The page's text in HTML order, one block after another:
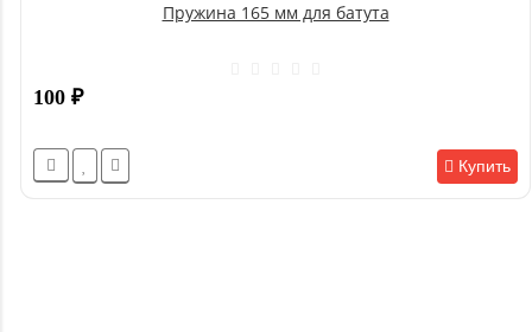
Пружина 165 мм для батута
100 ₽
Купить